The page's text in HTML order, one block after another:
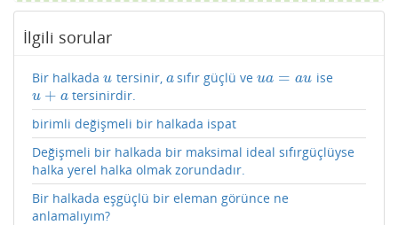
İlgili sorular
Bir halkada u
u tersinir, a
asıfır güçlü veua = au
ua=au ise
u + a
u+a
tersinirdir.
birimli değişmeli bir halkada ispat
Değişmeli bir halkada bir maksimal ideal sıfırgüçlüyse
halka yerel halka olmak zorundadır.
Bir halkada eşgüçlü bir eleman görünce ne
anlamalıyım?